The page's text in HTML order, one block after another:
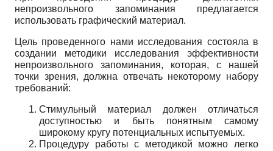
непроизвольного запоминания предлагается
использовать графический материал.
Цель проведенного нами исследования состояла в
создании методики исследования эффективности
непроизвольного запоминания, которая, с нашей
точки зрения, должна отвечать некоторому набору
требований:
Стимульный материал должен отличаться
доступностью и быть понятным самому
широкому кругу потенциальных испытуемых.
Процедуру работы с методикой можно легко